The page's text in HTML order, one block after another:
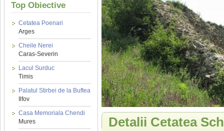
Top Obiective
Cetatea Poenari
Arges
Cheile Nerei
Caras-Severin
Lacul Surduc
Timis
Palatul Stirbei de la Buftea
Ilfov
Casa Memoriala Chendi
Mures
Detalii Cetatea